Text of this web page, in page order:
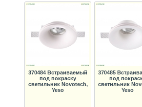
370484 Встраиваемый
под покраску
светильник Novotech,
Yeso
370485
под
светильник
Yeso